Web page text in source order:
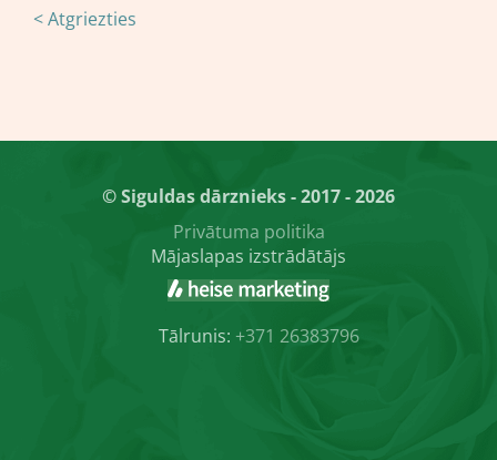
< Atgriezties
© Siguldas dārznieks - 2017 - 2026
Privātuma politika
Mājaslapas izstrādātājs
Tālrunis: +371 26383796